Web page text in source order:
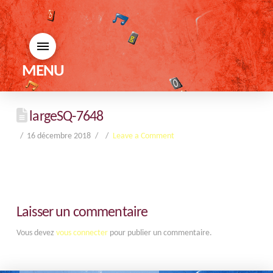
MENU
largeSQ-7648
16 décembre 2018 Leave a Comment
Laisser un commentaire
Vous devez vous connecterpour publier un commentaire.